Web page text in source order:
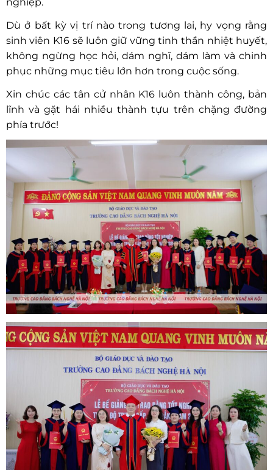
Dù ở bất kỳ vị trí nào trong tương lai, hy vọng rằng
sinh viên K16 sẽ luôn giữ vững tinh thần nhiệt huyết,
không ngừng học hỏi, dám nghĩ, dám làm và chinh
phục những mục tiêu lớn hơn trong cuộc sống.
Xin chúc các tân cử nhân K16 luôn thành công, bản
lĩnh và gặt hái nhiều thành tựu trên chặng đường
phía trước!